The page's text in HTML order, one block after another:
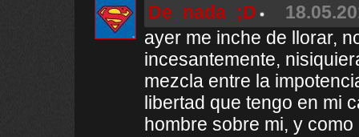
De_nada_;D
ayer me inche de llorar,
incesantemente,
mezcla entre la
libertad que tengo en mi
hombre sobre mi, y